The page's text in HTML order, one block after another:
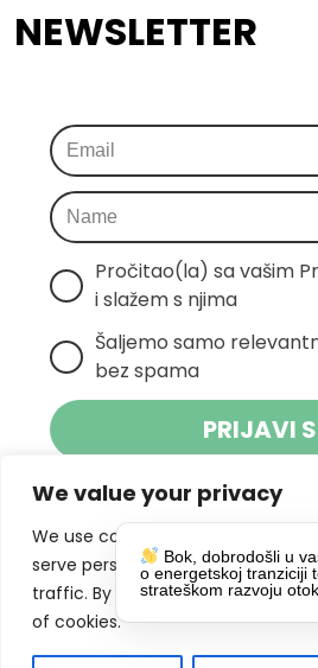
We value your privacy
We use cookies to enhance your
serve personalized ads or
traffic. By clicking "Accept All",
of cookies.
NEWSLETTER
Pročitao(la) sa vašim
i slažem s njima
Šaljemo samo
bez spama
PRIJAVI
Klikom na gumb dajete
primanje novosti Pokreta
slažete spolitikom
DRUŠTVENE
Bok, dobrodošli u
o energetskoj tranziciji
strateškom razvoju